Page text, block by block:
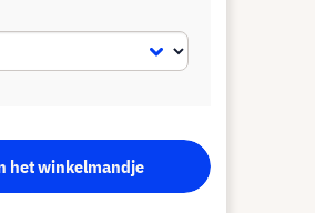
het winkelmandje